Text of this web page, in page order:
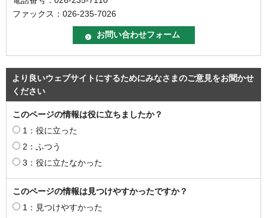
ファックス：026-235-7026
より良いウェブサイトにするためにみなさまのご意見をお聞かせ
ください
このページの情報は役に立ちましたか？
1：役に立った
2：ふつう
3：役に立たなかった
このページの情報は見つけやすかったですか？
1：見つけやすかった